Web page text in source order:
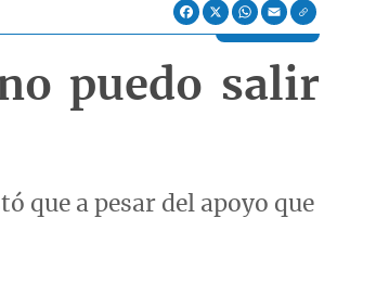
Facebook
X WhatsApp
Email
puedo salir
que a pesar del apoyo que